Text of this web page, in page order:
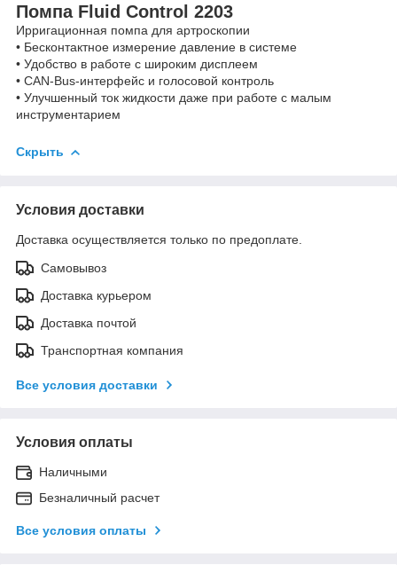
Помпа Fluid Control 2203
Ирригационная помпа для артроскопии
• Бесконтактное измерение давление в системе
• Удобство в работе с широким дисплеем
• CAN-Bus-интерфейс и голосовой контроль
• Улучшенный ток жидкости даже при работе с малым
инструментарием
Скрыть
Условия доставки
Доставка осуществляется только по предоплате.
Самовывоз
Доставка курьером
Доставка почтой
Транспортная компания
Все условия доставки
Условия оплаты
Наличными
Безналичный расчет
Все условия оплаты